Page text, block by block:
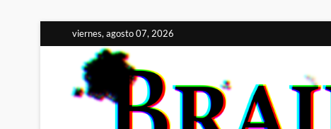
al
contenido
viernes, agosto 07, 2026